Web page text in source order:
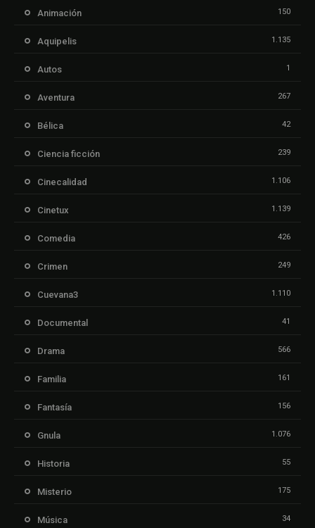
Animación 150
Aquipelis 1.135
Autos 1
Aventura 267
Bélica 42
Ciencia ficción 239
Cinecalidad 1.106
Cinetux 1.139
Comedia 426
Crimen 249
Cuevana3 1.110
Documental 41
Drama 566
Familia 161
Fantasía 156
Gnula 1.076
Historia 55
Misterio 175
Música 34